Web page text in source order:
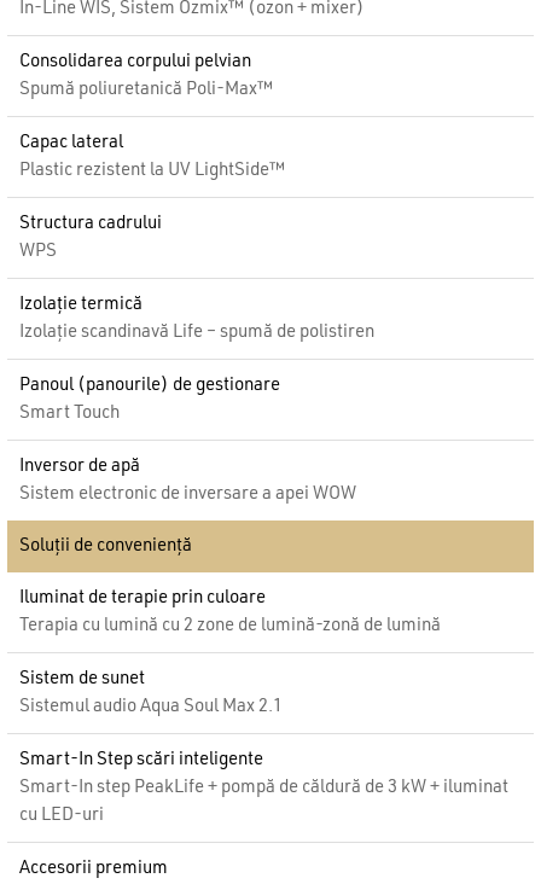
In-Line WIS, Sistem Ozmix™ (ozon + mixer)
Consolidarea corpului pelvian
Spumă poliuretanică Poli-Max™
Capac lateral
Plastic rezistent la UV LightSide™
Structura cadrului
WPS
Izolație termică
Izolație scandinavă Life – spumă de polistiren
Panoul (panourile) de gestionare
Smart Touch
Inversor de apă
Sistem electronic de inversare a apei WOW
Soluții de conveniență
Iluminat de terapie prin culoare
Terapia cu lumină cu 2 zone de lumină-zonă de lumină
Sistem de sunet
Sistemul audio Aqua Soul Max 2.1
Smart-In Step scări inteligente
Smart-In step PeakLife + pompă de căldură de 3 kW + iluminat
cu LED-uri
Accesorii premium